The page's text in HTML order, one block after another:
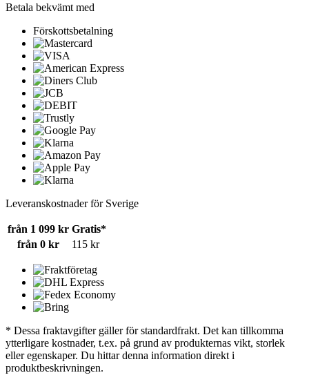
Betala bekvämt med
Förskottsbetalning
Leveranskostnader för Sverige
från 1 099 kr Gratis*
från 0 kr
115 kr
* Dessa fraktavgifter gäller för standardfrakt. Det kan tillkomma
ytterligare kostnader, t.ex. på grund av produkternas vikt, storlek
eller egenskaper. Du hittar denna information direkt i
produktbeskrivningen.